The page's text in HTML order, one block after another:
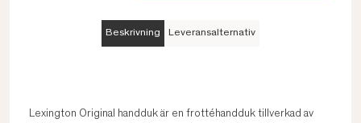
Beskrivning Leveransalternativ
Lexington Original handduk är en frottéhandduk tillverkad av